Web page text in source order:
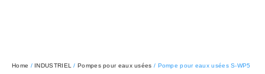
Home / INDUSTRIEL /Pompes pour eaux usées / Pompe pour eaux usées S-WP5